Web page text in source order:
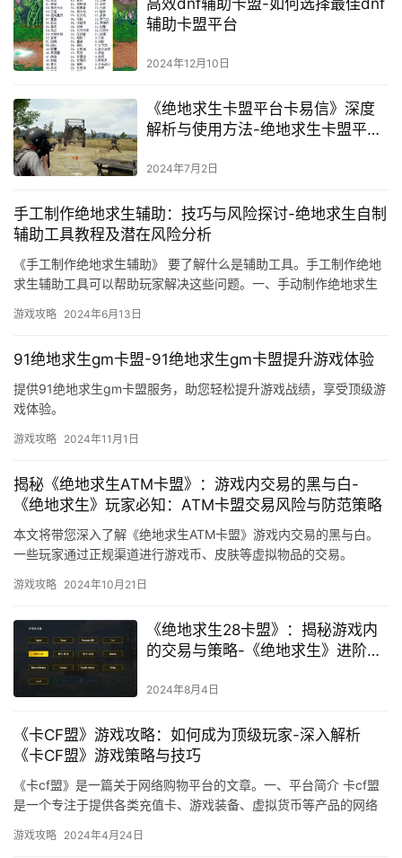
辅助卡盟平台
2024年12月10日
《绝地求生卡盟平台卡易信》深度
解析与使用方法-绝地求生卡盟平台
2024年7月2日
手工制作绝地求生辅助：技巧与风险探讨-绝地求生自制
辅助工具教程及潜在风险分析
《手工制作绝地求生辅助》 要了解什么是辅助工具。手工制作绝地
求生辅助工具可以帮助玩家解决这些问题。一、手动制作绝地求生
游戏攻略 2024年6月13日
91绝地求生gm卡盟-91绝地求生gm卡盟提升游戏体验
提供91绝地求生gm卡盟服务，助您轻松提升游戏战绩，享受顶级游
戏体验。
游戏攻略 2024年11月1日
揭秘《绝地求生ATM卡盟》：游戏内交易的黑与白-
《绝地求生》玩家必知：ATM卡盟交易风险与防范策略
本文将带您深入了解《绝地求生ATM卡盟》游戏内交易的黑与白。
一些玩家通过正规渠道进行游戏币、皮肤等虚拟物品的交易。
游戏攻略 2024年10月21日
《绝地求生28卡盟》：揭秘游戏内
的交易与策略-《绝地求生》进阶攻
生存技巧
2024年8月4日
《卡CF盟》游戏攻略：如何成为顶级玩家-深入解析
《卡CF盟》游戏策略与技巧
《卡cf盟》是一篇关于网络购物平台的文章。一、平台简介 卡cf盟
是一个专注于提供各类充值卡、游戏装备、虚拟货币等产品的网络
游戏攻略 2024年4月24日